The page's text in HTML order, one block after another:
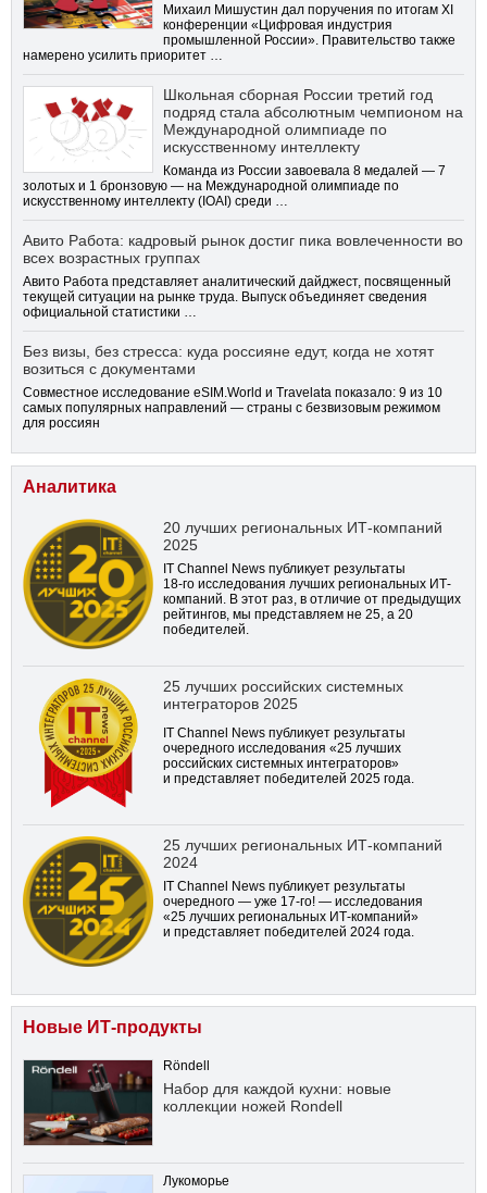
Михаил Мишустин дал поручения по итогам XI
конференции «Цифровая индустрия
промышленной России». Правительство также
намерено усилить приоритет …
Школьная сборная России третий год
подряд стала абсолютным чемпионом на
Международной олимпиаде по
искусственному интеллекту
Команда из России завоевала 8 медалей — 7
золотых и 1 бронзовую — на Международной олимпиаде по
искусственному интеллекту (IOAI) среди …
Авито Работа: кадровый рынок достиг пика вовлеченности во
всех возрастных группах
Авито Работа представляет аналитический дайджест, посвященный
текущей ситуации на рынке труда. Выпуск объединяет сведения
официальной статистики …
Без визы, без стресса: куда россияне едут, когда не хотят
возиться с документами
Совместное исследование eSIM.World и Travelata показало: 9 из 10
самых популярных направлений — страны с безвизовым режимом
для россиян
Аналитика
20 лучших региональных ИТ-компаний
2025
IT Channel News публикует результаты
18-го исследования лучших региональных ИТ-
компаний. В этот раз, в отличие от предыдущих
рейтингов, мы представляем не 25, а 20
победителей.
25 лучших российских системных
интеграторов 2025
IT Channel News публикует результаты
очередного исследования «25 лучших
российских системных интеграторов»
и представляет победителей 2025 года.
25 лучших региональных ИТ-компаний
2024
IT Channel News публикует результаты
очередного — уже 17-го! — исследования
«25 лучших региональных ИТ-компаний»
и представляет победителей 2024 года.
Новые ИТ-продукты
Röndell
Набор для каждой кухни: новые
коллекции ножей Rondell
Лукоморье